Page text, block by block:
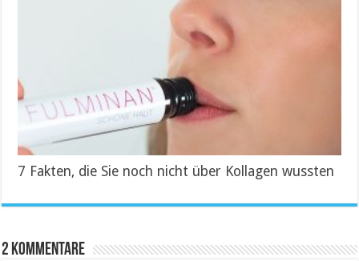
7 Fakten, die Sie noch nicht über Kollagen wussten
2 Kommentare